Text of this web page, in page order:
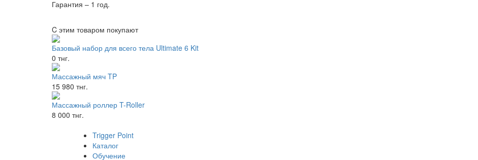
Гарантия – 1 год.
C этим товаром покупают
Базовый набор для всего тела Ultimate 6 Kit
0 тнг.
Массажный мяч TP
15 980 тнг.
Массажный роллер T-Roller
8 000 тнг.
Trigger Point
Каталог
Обучение